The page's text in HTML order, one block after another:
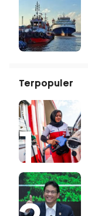
Terpopuler